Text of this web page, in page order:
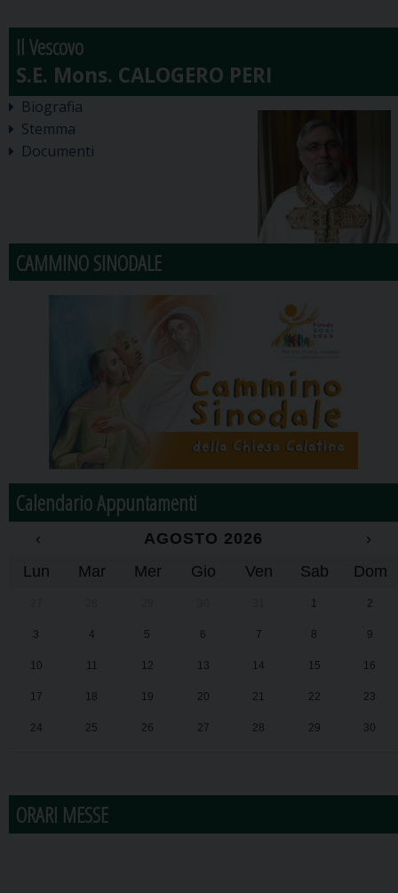
Il Vescovo
Biografia
Stemma
Documenti
CAMMINO SINODALE
Calendario Appuntamenti
‹ AGOSTO 2026
›
Lun
Mar Mer Gio Ven Sab Dom
1 2
3 4 5 6 7 8 9
10 11 12 13 14 15 16
17 18 19 20 21 22 23
24 25 26 27 28 29 30
ORARI MESSE